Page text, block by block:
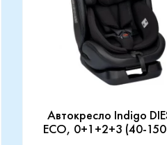
Автокресло Indigo
ECO, 0+1+2+3 (40-